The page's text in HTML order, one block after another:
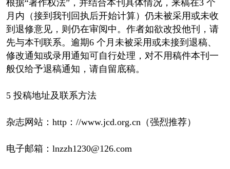
根据“著作权法”，并结合本刊具体情况，来稿在3 个
月内（接到我刊回执后开始计算）仍未被采用或未收
到退修意见，则仍在审阅中。作者如欲改投他刊，请
先与本刊联系。逾期6 个月未被采用或未接到退稿、
修改通知或录用通知可自行处理，对不用稿件本刊一
般仅给予退稿通知，请自留底稿。
5 投稿地址及联系方法
杂志网站：http：//www.jcd.org.cn（强烈推荐）
电子邮箱：lnzzh1230@126.com